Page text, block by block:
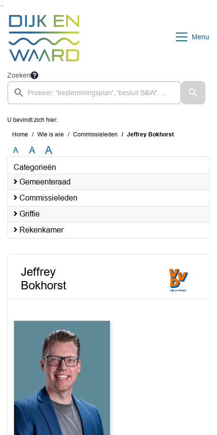
Menu
Zoeken
U bevindt zich hier:
Home Wie is wie Commissieleden Jeffrey Bokhorst
A A A
Categorieën
Gemeenteraad
Commissieleden
Griffie
Rekenkamer
Jeffrey
Bokhorst